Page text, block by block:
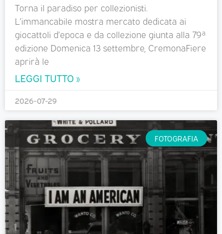
Torna il paradiso per collezionisti.
L’immancabile mostra mercato dedicata ai
giocattoli d’epoca e da collezione giunta alla 79ª
edizione Domenica 13 settembre, CremonaFiere
aprirà le
LEGGI TUTTO »
2026-07-29
FOTOGRAFIA